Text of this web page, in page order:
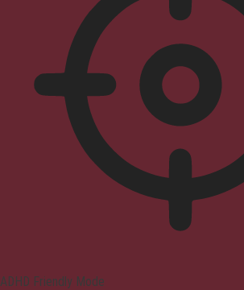
ADHD Friendly Mode